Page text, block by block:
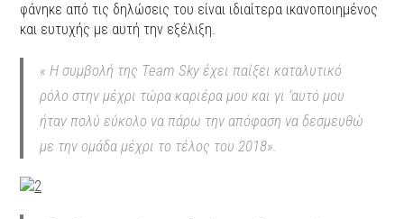
φάνηκε από τις δηλώσεις του είναι ιδιαίτερα ικανοποιημένος
και ευτυχής με αυτή την εξέλιξη.
« Η συμβολή της Team Sky έχει παίξει καταλυτικό
ρόλο στην μέχρι τώρα καριέρα μου και γι ‘αυτό μου
ήταν πολύ εύκολο να πάρω την απόφαση να δεσμευθώ
με την ομάδα μέχρι το τέλος του 2018».